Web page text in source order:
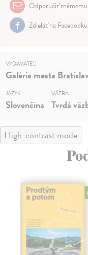
Odporučiť známemu
Zdielať na Facebooku
VYDAVATEĽ
Galéria mesta
JAZYK
Slovenčina
VÄZBA
Tvrdá
High-contrast mode